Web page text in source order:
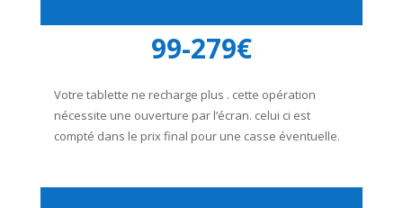
99-279€
Votre tablette ne recharge plus . cette opération
nécessite une ouverture par l’écran. celui ci est
compté dans le prix final pour une casse éventuelle.